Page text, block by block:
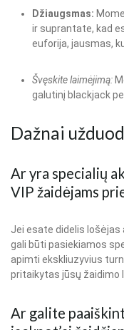
Džiaugsmas:
ir suprantate, kad
euforija, jausmas,
Švęskite laimėjimą:
galutinį blackjack
Dažnai
Ar yra specialių
VIP žaidėjams
Jei esate didelis lošėjas
gali būti pasiekiamos
apimti ekskliuzyvius
pritaikytas jūsų žaidimo
Ar galite